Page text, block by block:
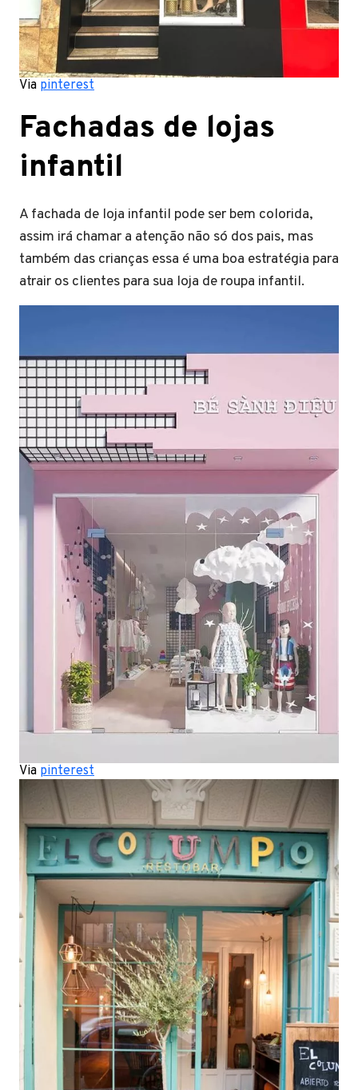
Via pinterest
Fachadas de lojas
infantil
A fachada de loja infantil pode ser bem colorida,
assim irá chamar a atenção não só dos pais, mas
também das crianças essa é uma boa estratégia para
atrair os clientes para sua loja de roupa infantil.
Via pinterest